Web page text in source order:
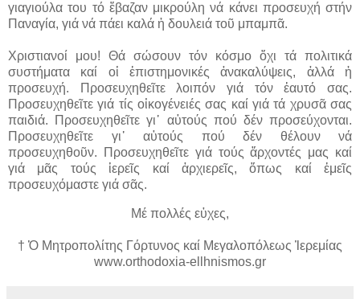
γιαγιούλα του τό ἔβαζαν μικρούλη νά κάνει προσευχή στήν
Παναγία, γιά νά πάει καλά ἡ δουλειά τοῦ μπαμπᾶ.
Χριστιανοί μου! Θά σώσουν τόν κόσμο ὄχι τά πολιτικά
συστήματα καί οἱ ἐπιστημονικές ἀνακαλύψεις, ἀλλά ἡ
προσευχή. Προσευχηθεῖτε λοιπόν γιά τόν ἑαυτό σας.
Προσευχηθεῖτε γιά τίς οἰκογένειές σας καί γιά τά χρυσᾶ σας
παιδιά. Προσευχηθεῖτε γι᾽ αὐτούς πού δέν προσ­εύχονται.
Προσευχηθεῖτε γι᾽ αὐτούς πού δέν θέλουν νά
προσευχηθοῦν. Προσευχηθεῖτε γιά τούς ἄρχοντές μας καί
γιά μᾶς τούς ἱερεῖς καί ἀρχιερεῖς, ὅπως καί ἐμεῖς
προσευχόμαστε γιά σᾶς.
Μέ πολλές εὐχες,
† Ὁ Μητροπολίτης Γόρτυνος καί Μεγαλοπόλεως Ἰερεμίας
www.orthodoxia-ellhnismos.gr